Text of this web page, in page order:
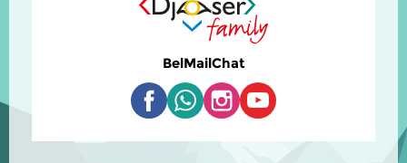
BelMailChat